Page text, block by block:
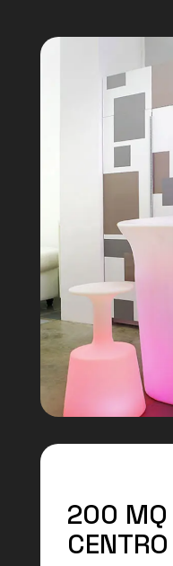
200 MQ